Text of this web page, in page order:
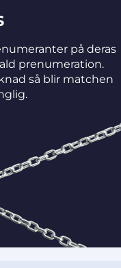
på deras
prenumeration.
så blir matchen